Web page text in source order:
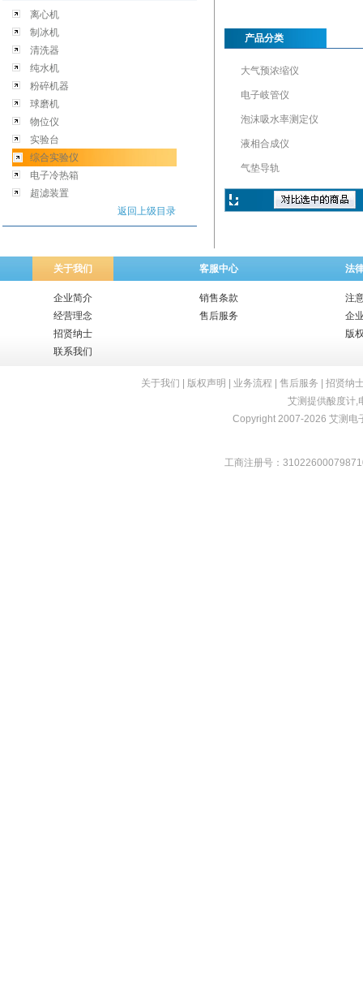
离心机
制冰机
清洗器
纯水机
粉碎机器
球磨机
物位仪
实验台
综合实验仪
电子冷热箱
超滤装置
返回上级目录
产品分类
大气预浓缩仪
电子岐管仪
泡沫吸水率测定仪
液相合成仪
气垫导轨
关于我们 客服中心 法
企业简介
经营理念
招贤纳士
联系我们
销售条款
售后服务
注
企
版
关于我们 版权声明 业务流程 售后服务
招贤纳
艾测提供酸度计,
Copyright 2007-2026 艾测电
工商注册号：